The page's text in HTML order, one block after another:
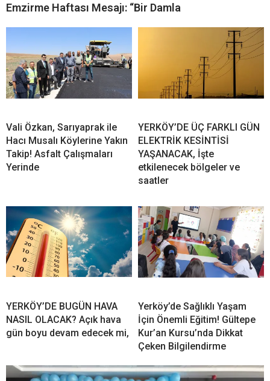
Emzirme Haftası Mesajı: “Bir Damla
Vali Özkan, Sarıyaprak ile
Hacı Musalı Köylerine Yakın
Takip! Asfalt Çalışmaları
Yerinde
YERKÖY’DE ÜÇ FARKLI GÜN
ELEKTRİK KESİNTİSİ
YAŞANACAK, İşte
etkilenecek bölgeler ve
saatler
YERKÖY’DE BUGÜN HAVA
NASIL OLACAK? Açık hava
gün boyu devam edecek mi,
Yerköy’de Sağlıklı Yaşam
İçin Önemli Eğitim! Gültepe
Kur’an Kursu’nda Dikkat
Çeken Bilgilendirme